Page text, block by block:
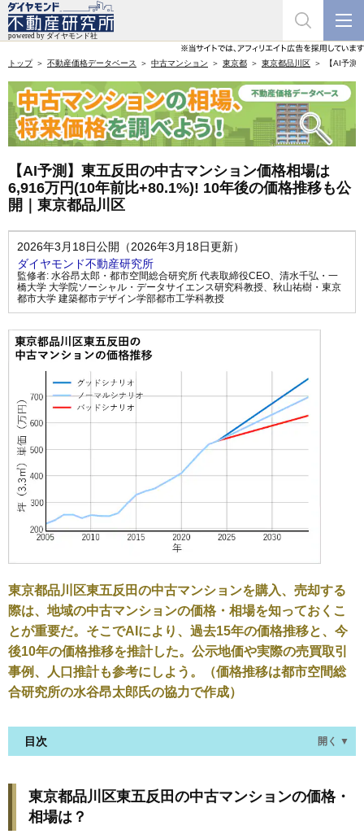
トップ 不動産価格データベース 中古マンション 東京都 東京都品川区 【AI予測
【AI予測】東五反田の中古マンション価格相場は
6,916万円(10年前比+80.1%)! 10年後の価格推移も公
開｜東京都品川区
2026年3月18日公開（2026年3月18日更新）
ダイヤモンド不動産研究所
監修者: 水谷昂太郎・都市空間総合研究所 代表取締役CEO、 清水千弘・一
橋大学 大学院ソーシャル・データサイエンス研究科教授、 秋山祐樹・東京
都市大学 建築都市デザイン学部都市工学科教授
東京都品川区東五反田の中古マンションを購入、売却する
際は、地域の中古マンションの価格・相場を知っておくこ
とが重要だ。そこでAIにより、過去15年の価格推移と、今
後10年の価格推移を推計した。公示地価や実際の売買取引
事例、人口推計も参考にしよう。（価格推移は都市空間総
合研究所の水谷昂太郎氏の協力で作成）
目次 開く ▼
場は？
現在の価格は、6,916万円（10年前比+80.1%）
東京都品川区東五反田の中古マンションの価格・
相場は？